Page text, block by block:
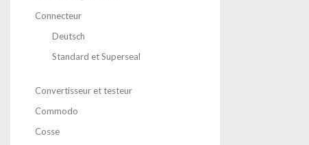
Connecteur
Deutsch
Standard et Superseal
Convertisseur et testeur
Commodo
Cosse